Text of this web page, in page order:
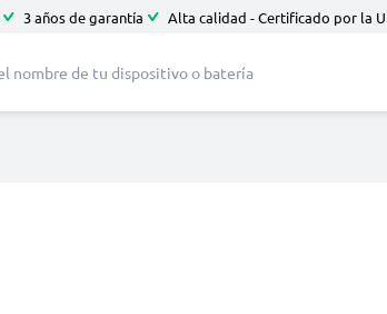
3 años de garantía Alta calidad - Certificado por la